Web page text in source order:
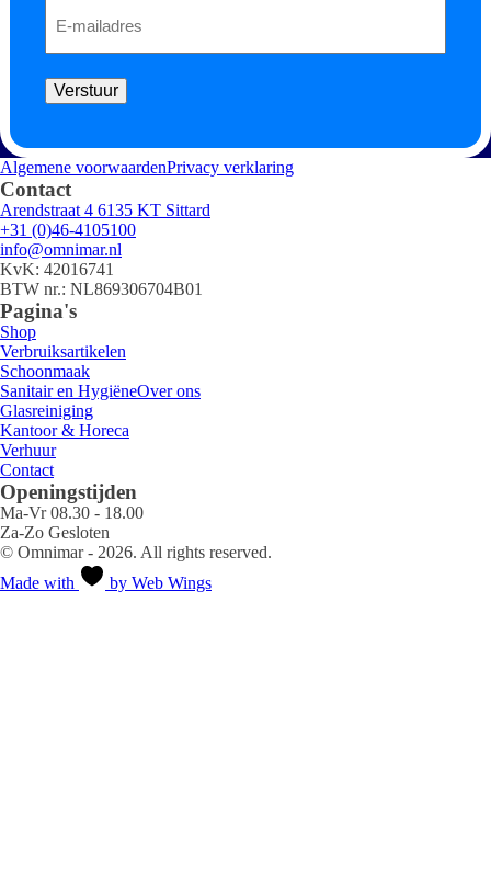
mailadres
Verstuur
Algemene voorwaardenPrivacy verklaring
Contact
Arendstraat 4 6135 KT Sittard
+31 (0)46-4105100
info@omnimar.nl
KvK: 42016741
BTW nr.: NL869306704B01
Pagina's
Shop
Verbruiksartikelen
Schoonmaak
Sanitair en HygiëneOver ons
Glasreiniging
Kantoor & Horeca
Verhuur
Contact
Openingstijden
Ma-Vr 08.30 - 18.00
Za-Zo Gesloten
© Omnimar - 2026. All rights reserved.
Made with
by Web Wings